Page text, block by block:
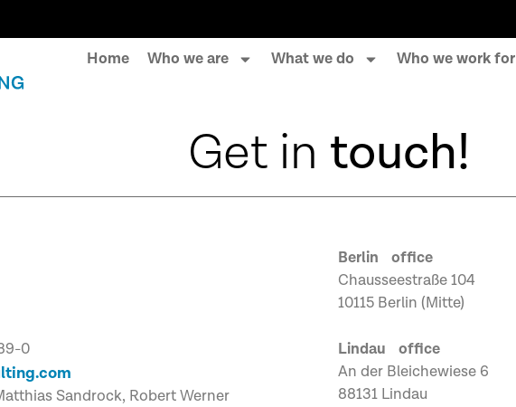
Home Who we are What we do Who we work for
Get in touch!
0
Sandrock, Robert Werner
Berlin office
Chausseestraße 104
10115 Berlin (Mitte)
Lindau office
An der Bleichewiese 6
88131 Lindau